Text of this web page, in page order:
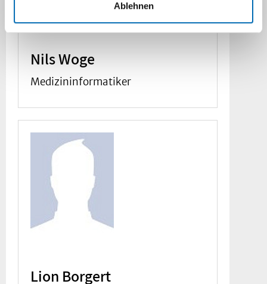
Ablehnen
Nils Woge
Medizininformatiker
Lion Borgert